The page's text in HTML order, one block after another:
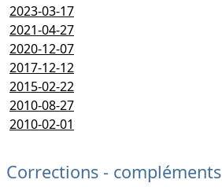
2023-03-17
2021-04-27
2020-12-07
2017-12-12
2015-02-22
2010-08-27
2010-02-01
Corrections - compléments